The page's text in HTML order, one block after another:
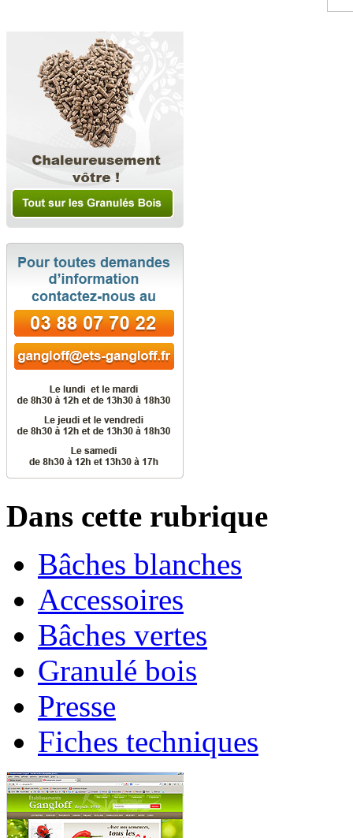
Dans cette rubrique
Bâches blanches
Accessoires
Bâches vertes
Granulé bois
Presse
Fiches techniques